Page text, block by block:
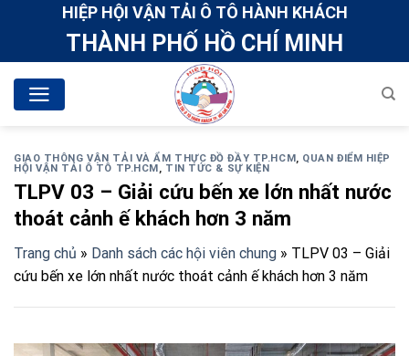
HIỆP HỘI VẬN TẢI Ô TÔ HÀNH KHÁCH
THÀNH PHỐ HỒ CHÍ MINH
GIAO THÔNG VẬN TẢI VÀ ẨM THỰC ĐỒ ĐẦY TP.HCM, QUAN ĐIỂM HIỆP
HỘI VẬN TẢI Ô TÔ TP.HCM, TIN TỨC & SỰ KIỆN
TLPV 03 – Giải cứu bến xe lớn nhất nước
thoát cảnh ế khách hơn 3 năm
Trang chủ » Danh sách các hội viên chung » TLPV 03 – Giải
cứu bến xe lớn nhất nước thoát cảnh ế khách hơn 3 năm